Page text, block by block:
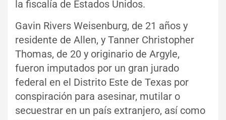
la fiscalía de Estados Unidos.
Gavin Rivers Weisenburg, de 21 años y
residente de Allen, y Tanner Christopher
Thomas, de 20 y originario de Argyle,
fueron imputados por un gran jurado
federal en el Distrito Este de Texas por
conspiración para asesinar, mutilar o
secuestrar en un país extranjero, así como